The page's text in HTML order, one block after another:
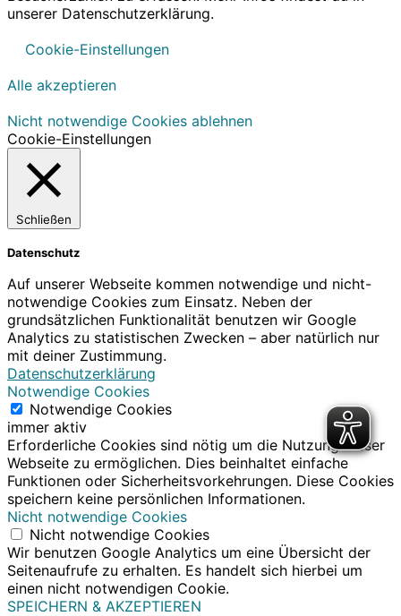
unserer Datenschutzerklärung.
Cookie-Einstellungen
Alle akzeptieren
Nicht notwendige Cookies ablehnen
Cookie-Einstellungen
Schließen
Datenschutz
Auf unserer Webseite kommen notwendige und nicht-
notwendige Cookies zum Einsatz. Neben der
grundsätzlichen Funktionalität benutzen wir Google
Analytics zu statistischen Zwecken – aber natürlich nur
mit deiner Zustimmung.
Datenschutzerklärung
Notwendige Cookies
Notwendige Cookies
immer aktiv
Erforderliche Cookies sind nötig um die Nutzung dieser
Webseite zu ermöglichen. Dies beinhaltet einfache
Funktionen oder Sicherheitsvorkehrungen. Diese Cookies
speichern keine persönlichen Informationen.
Nicht notwendige Cookies
Nicht notwendige Cookies
Wir benutzen Google Analytics um eine Übersicht der
Seitenaufrufe zu erhalten. Es handelt sich hierbei um
einen nicht notwendigen Cookie.
SPEICHERN & AKZEPTIEREN